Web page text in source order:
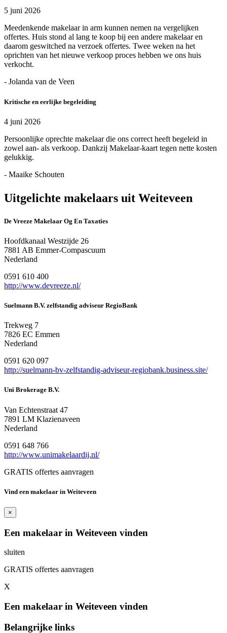
5 juni 2026
Meedenkende makelaar in arm kunnen nemen na vergelijken
offertes. Huis stond al lang te koop bij een andere makelaar en
daarom geswitched na verzoek offertes. Twee weken na het
oprichten van het nieuwe verkoop proces hebben we ons huis
verkocht.
- Jolanda van de Veen
Kritische en eerlijke begeleiding
4 juni 2026
Persoonlijke oprechte makelaar die ons correct heeft begeleid in
zowel aan- als verkoop. Dankzij Makelaar-kaart tegen nette kosten
gelukkig.
- Maaike Schouten
Uitgelichte makelaars uit Weiteveen
De Vreeze Makelaar Og En Taxaties
Hoofdkanaal Westzijde 26
7881 AB Emmer-Compascuum
Nederland
0591 610 400
http://www.devreeze.nl/
Suelmann B.V. zelfstandig adviseur RegioBank
Trekweg 7
7826 EC Emmen
Nederland
0591 620 097
http://suelmann-bv-zelfstandig-adviseur-regiobank.business.site/
Uni Brokerage B.V.
Van Echtenstraat 47
7891 LM Klazienaveen
Nederland
0591 648 766
http://www.unimakelaardij.nl/
GRATIS offertes aanvragen
Vind een makelaar in Weiteveen
×
Een makelaar in Weiteveen vinden
sluiten
GRATIS offertes aanvragen
X
Een makelaar in Weiteveen vinden
Belangrijke links